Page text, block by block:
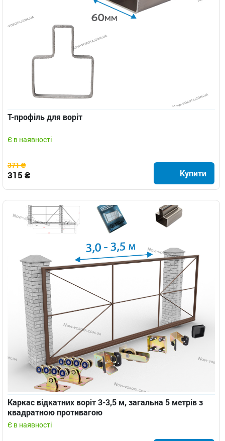
Т-профіль для воріт
Є в наявності
371 ₴
315 ₴ Купити
Каркас відкатних воріт 3-3,5 м, загальна 5 метрів з
квадратною противагою
Є в наявності